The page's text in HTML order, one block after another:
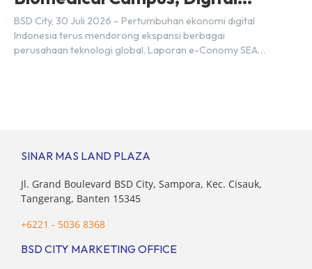
Hub, BSD City
BSD City, 30 Juli 2026 – Pertumbuhan ekonomi digital
Indonesia terus mendorong ekspansi berbagai
perusahaan teknologi global. Laporan e-Conomy SEA
SINAR MAS LAND PLAZA
Jl. Grand Boulevard BSD City, Sampora, Kec. Cisauk,
Tangerang, Banten 15345
+6221 - 5036 8368
BSD CITY MARKETING OFFICE